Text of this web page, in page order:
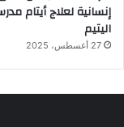
إنسانية لعلاج أيتام
اليتيم
27 أغسطس، 2025